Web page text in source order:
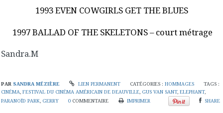
1993 EVEN COWGIRLS GET THE BLUES
1997 BALLAD OF THE SKELETONS – court métrage
Sandra.M
PAR SANDRA MÉZIÈRE LIEN PERMANENT CATÉGORIES :HOMMAGES
TAGS :
CINÉMA, FESTIVAL DU CINÉMA AMÉRICAIN DE DEAUVILLE, GUS VAN SANT, ELEPHANT,
PARANOÏD PARK, GERRY 0 COMMENTAIRE IMPRIMER SHARE